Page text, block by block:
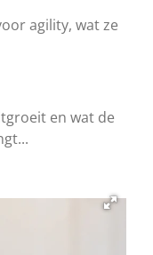
agility, wat ze
en wat de